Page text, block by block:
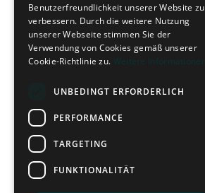
Benutzerfreundlichkeit unserer Website zu
verbessern. Durch die weitere Nutzung
unserer Webseite stimmen Sie der
Verwendung von Cookies gemäß unserer
Cookie-Richtlinie zu. Weitere Informationen
UNBEDINGT ERFORDERLICH
PERFORMANCE
TARGETING
FUNKTIONALITÄT